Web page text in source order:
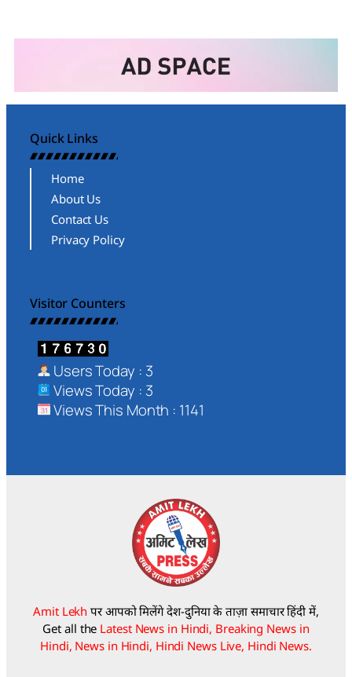
Quick Links
Home
About Us
Contact Us
Privacy Policy
Visitor Counters
Users Today : 3
Views Today : 3
Views This Month : 1141
Amit Lekh पर आपको मिलेंगे देश-दुनिया के ताज़ा समाचार हिंदी में,
Get all the Latest News in Hindi, Breaking News in
Hindi, News in Hindi, Hindi News Live, Hindi News.